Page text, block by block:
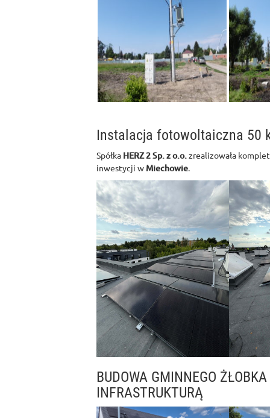
Instalacja fotowoltaiczna 50
Spółka HERZ 2 Sp. z o.o.zrealizowała
inwestycji w Miechowie.
BUDOWA GMINNEGO
INFRASTRUKTURĄ